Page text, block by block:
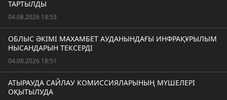
ТАРТЫЛДЫ
04.08.2026 18:53
ОБЛЫС ӘКІМІ МАХАМБЕТ АУДАНЫНДАҒЫ ИНФРАҚҰРЫЛЫМ
НЫСАНДАРЫН ТЕКСЕРДІ
04.08.2026 18:51
АТЫРАУДА САЙЛАУ КОМИССИЯЛАРЫНЫҢ МҮШЕЛЕРІ
ОҚЫТЫЛУДА